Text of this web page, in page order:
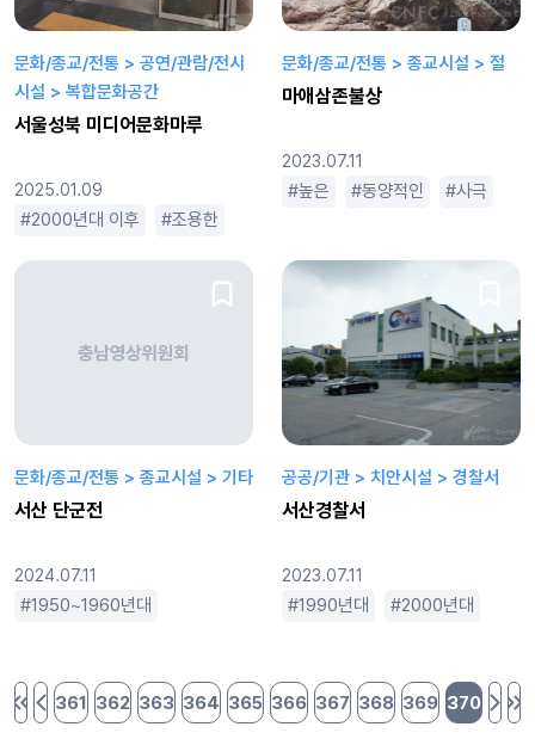
문화/종교/전통 > 공연/관람/전시
시설 > 복합문화공간
서울성북 미디어문화마루
2025.01.09
2000년대 이후 조용한
문화/종교/전통 > 종교시설 > 절
마애삼존불상
2023.07.11
높은 동양적인 사극
문화/종교/전통 > 종교시설 > 기타
서산 단군전
2024.07.11
1950~1960년대 1990년대 2000년대
공공/기관 > 치안시설 > 경찰서
서산경찰서
2023.07.11
1990년대 2000년대
처음 페이지
이전 페이지
361 362 363 364 365 366 367 368 369 370
다음
마